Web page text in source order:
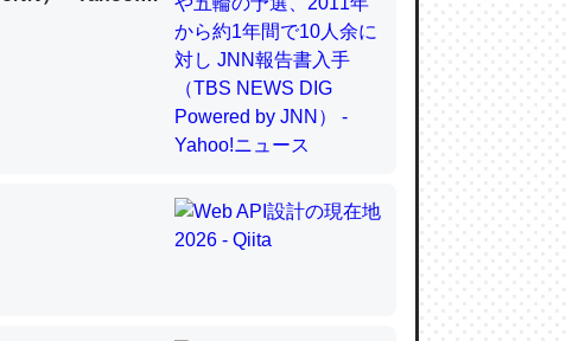
？
虫はなぜ海にいないのか」に関する新仮説
う脊椎動物と貝類は苦労してるんだな…。腹足
力してるし。